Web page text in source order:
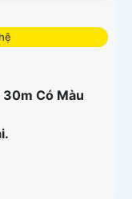
30m Có Màu